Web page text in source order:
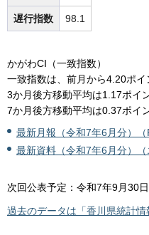
遅行指数 98.1
かがわCI（一致指数）
一致指数は、前月から4.20ポイ
3か月後方移動平均は1.17ポイ
7か月後方移動平均は0.37ポイ
最新月報（令和7年6月分）（
最新資料（令和7年6月分）（
次回公表予定：令和7年9月30日
過去のデータは「香川県統計情